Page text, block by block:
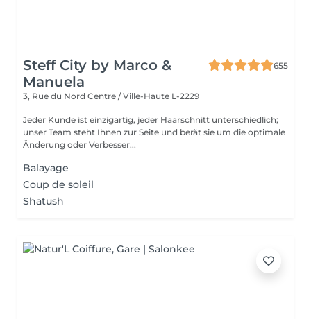
Steff City by Marco &
Manuela
655
3, Rue du Nord Centre / Ville-Haute L-2229
Jeder Kunde ist einzigartig, jeder Haarschnitt unterschiedlich;
unser Team steht Ihnen zur Seite und berät sie um die optimale
Änderung oder Verbesser...
Balayage
Coup de soleil
Shatush